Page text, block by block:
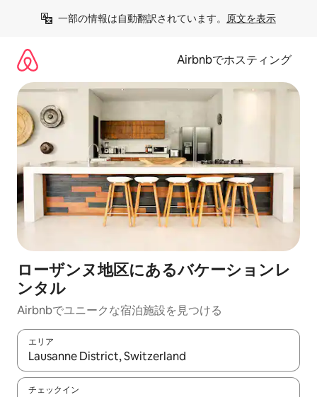
一部の情報は自動翻訳されています。 原文を表示
Airbnbでホスティング
ローザンヌ地区にあるバケーションレ
ンタル
Airbnbでユニークな宿泊施設を見つける
エリア
検索結果が表示されたら、上下の矢印キーを使って移動するか
チェックイン